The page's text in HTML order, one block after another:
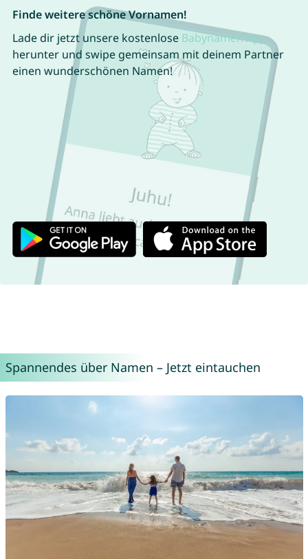
Finde weitere schöne Vornamen!
Lade dir jetzt unsere kostenlose Babynamen App
herunter und swipe gemeinsam mit deinem Partner
einen wunderschönen Namen!
Spannendes über Namen – Jetzt eintauchen